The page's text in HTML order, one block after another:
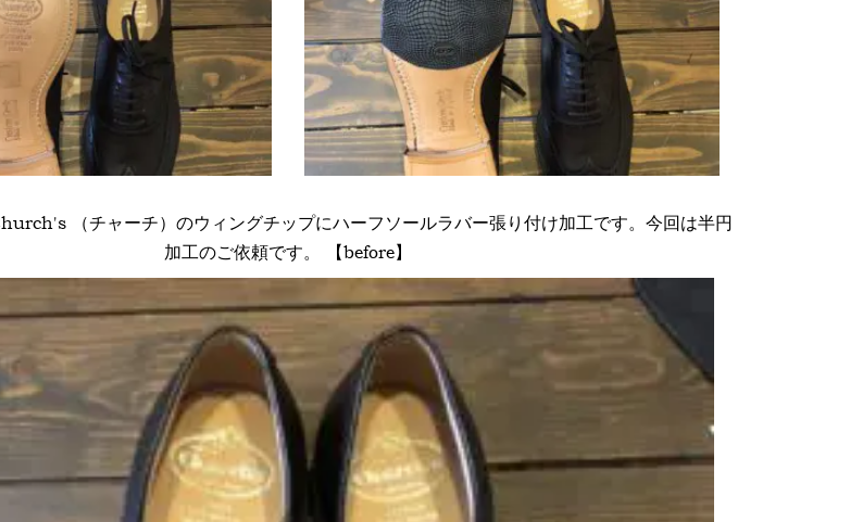
（チャーチ）のウィングチップにハーフソールラバー張り付け加工です。今回は半円
加工のご依頼です。 【before】